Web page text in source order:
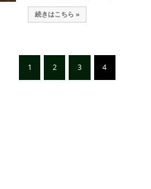
続きはこちら »
1 2 3 4